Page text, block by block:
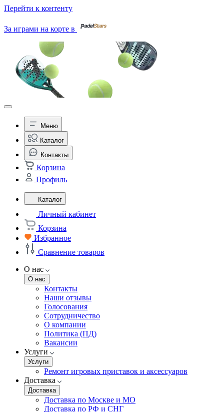
Перейти к контенту
За играми на корте в
Меню
Каталог
Контакты
Корзина
Профиль
Каталог
Личный кабинет
Корзина
Избранное
Сравнение товаров
О нас
О нас
Контакты
Наши отзывы
Голосования
Сотрудничество
О компании
Политика (ПД)
Вакансии
Услуги
Услуги
Ремонт игровых приставок и аксессуаров
Доставка
Доставка
Доставка по Москве и МО
Доставка по РФ и СНГ